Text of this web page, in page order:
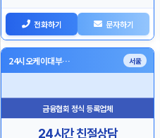
전화하기 문자하기
24시오케이대부… 서울
금융협회 정식 등록업체
24시간 친절상담